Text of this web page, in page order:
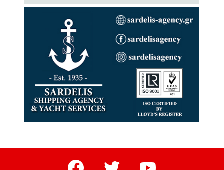
facebook twitter youtube